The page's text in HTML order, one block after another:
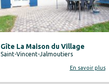
Gîte La Maison du Village
Saint-Vincent-Jalmoutiers
En savoir plus